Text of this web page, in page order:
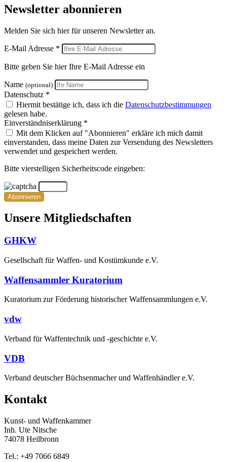
Newsletter abonnieren
Melden Sie sich hier für unseren Newsletter an.
E-Mail Adresse *
Bitte geben Sie hier Ihre E-Mail Adresse ein
Name (optional)
Datenschutz *
Hiermit bestätige ich, dass ich die Datenschutzbestimmungen
gelesen habe.
Einverständniserklärung *
Mit dem Klicken auf "Abonnieren" erkläre ich mich damit
einverstanden, dass meine Daten zur Versendung des Newsletters
verwendet und gespeichert werden.
Bitte vierstelligen Sicherheitscode eingeben:
Abonnieren
Unsere Mitgliedschaften
GHKW
Gesellschaft für Waffen- und Kostümkunde e.V.
Waffensammler Kuratorium
Kuratorium zur Förderung historischer Waffensammlungen e.V.
vdw
Verband für Waffentechnik und -geschichte e.V.
VDB
Verband deutscher Büchsenmacher und Waffenhändler e.V.
Kontakt
Kunst- und Waffenkammer
Inh. Ute Nitsche
74078 Heilbronn
Tel.: +49 7066 6849